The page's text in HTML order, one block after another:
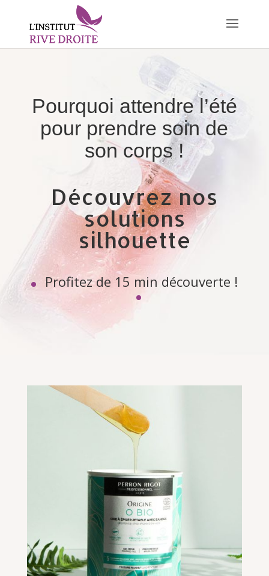
Pourquoi attendre l’été
pour prendre soin de
son corps !
Découvrez nos
solutions
silhouette
Profitez de 15 min découverte !